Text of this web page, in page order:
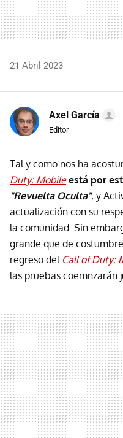
21 Abril 2023
Axel García
Editor
Tal y como nos ha
Duty: Mobile está por
"Revuelta Oculta", y
actualización con su
la comunidad. Sin
grande que de
regreso del Call of Duty:
las pruebas coemnzarán